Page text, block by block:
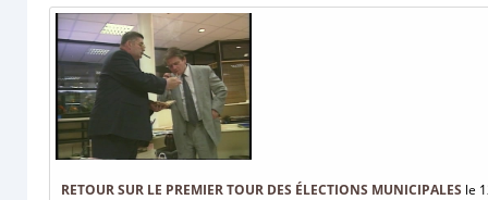
RETOUR SUR LE PREMIER TOUR DES ÉLECTIONS MUNICIPALES le